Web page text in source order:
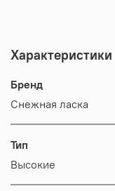
Характеристики
Бренд
Снежная ласка
Тип
Высокие